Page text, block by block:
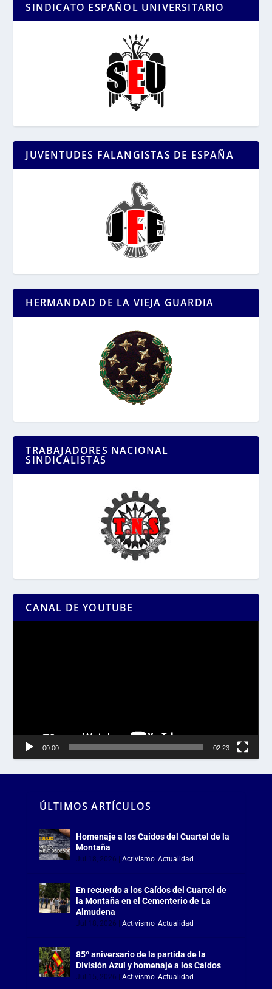
SINDICATO ESPAÑOL UNIVERSITARIO
JUVENTUDES FALANGISTAS DE ESPAÑA
HERMANDAD DE LA VIEJA GUARDIA
TRABAJADORES NACIONAL
SINDICALISTAS
CANAL DE YOUTUBE
00:00 02:23
ÚLTIMOS ARTÍCULOS
Homenaje a los Caídos del Cuartel de la
Montaña
Jul 18, 2026 Activismo, Actualidad
En recuerdo a los Caídos del Cuartel de
la Montaña en el Cementerio de La
Almudena
Jul 18, 2026 Activismo, Actualidad
85º aniversario de la partida de la
División Azul y homenaje a los Caídos
Jul 15, 2026 Activismo, Actualidad